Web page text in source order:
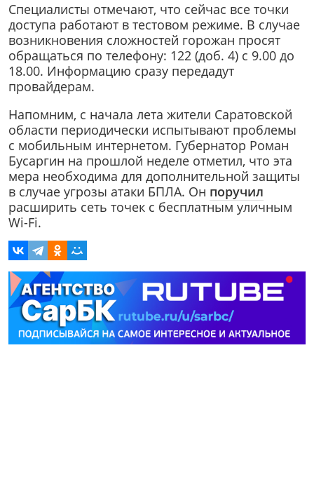
Специалисты отмечают, что сейчас все точки
доступа работают в тестовом режиме. В случае
возникновения сложностей горожан просят
обращаться по телефону: 122 (доб. 4) с 9.00 до
18.00. Информацию сразу передадут
провайдерам.
Напомним, с начала лета жители Саратовской
области периодически испытывают проблемы
с мобильным интернетом. Губернатор Роман
Бусаргин на прошлой неделе отметил, что эта
мера необходима для дополнительной защиты
в случае угрозы атаки БПЛА. Он поручил
расширить сеть точек с бесплатным уличным
Wi-Fi.